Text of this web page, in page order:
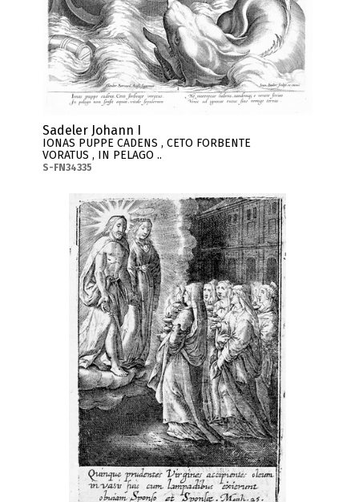
Sadeler Johann I
IONAS PUPPE CADENS , CETO FORBENTE
VORATUS , IN PELAGO ..
S-FN34335